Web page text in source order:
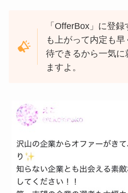
「OfferBox」に登
も上がって内定も
待できるから一気に
ますよ。